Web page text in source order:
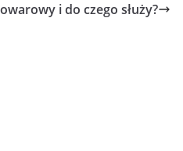
i do czego służy?